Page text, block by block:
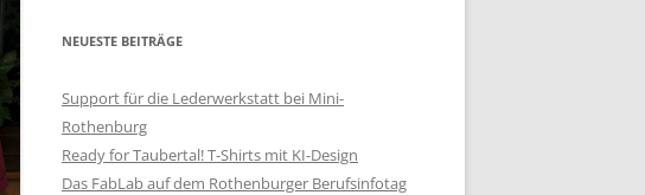
NEUESTE BEITRÄGE
Support für die Lederwerkstatt bei Mini-
Rothenburg
Ready for Taubertal! T-Shirts mit KI-Design
Das FabLab auf dem Rothenburger Berufsinfotag